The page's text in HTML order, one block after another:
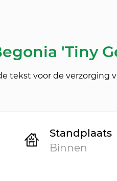
'Tiny
tekst voor de verzorging
Standplaats
Binnen